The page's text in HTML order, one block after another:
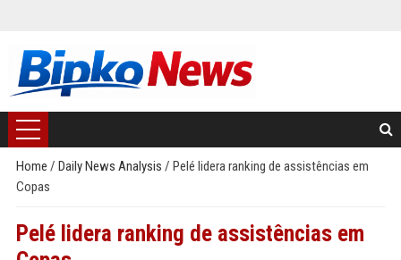
Home / Daily News Analysis / Pelé lidera ranking de assistências em
Copas
Pelé lidera ranking de assistências em